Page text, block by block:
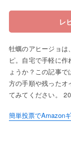
レ
牡蠣のアヒージョは
ピ。自宅で手軽に
ょうか？この記事
方の手順や残ったオ
てみてください。
簡単投票でAmazon